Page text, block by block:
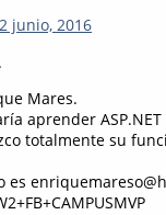
junio, 2016
Mares.
aprender
totalmente su
es